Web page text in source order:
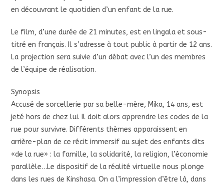
en découvrant le quotidien d’un enfant de la rue.
Le film, d’une durée de 21 minutes, est en lingala et sous-
titré en français. Il s’adresse à tout public à partir de 12 ans.
La projection sera suivie d’un débat avec l’un des membres
de l’équipe de réalisation.
Synopsis
Accusé de sorcellerie par sa belle-mère, Mika, 14 ans, est
jeté hors de chez lui. Il doit alors apprendre les codes de la
rue pour survivre. Différents thèmes apparaissent en
arrière-plan de ce récit immersif au sujet des enfants dits
«de la rue» : la famille, la solidarité, la religion, l’économie
parallèle…Le dispositif de la réalité virtuelle nous plonge
dans les rues de Kinshasa. On a l’impression d’être là, dans